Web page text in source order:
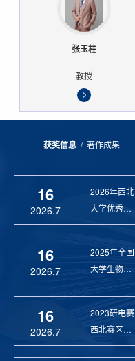
张玉柱
教授
获奖信息/ 著作成果
16
2026.7
2026年西北
大学优秀硕
士论文指导
16
2026.7
2025年全国
大学生物联
网设计竞赛
16
2026.7
2023研电赛
西北赛区优
秀指导教师